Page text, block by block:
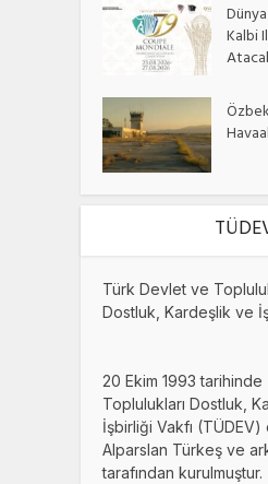
Kalbi
Türk Devlet ve
Dostluk, Kardeşlik ve
20 Ekim 1993
Toplulukları Dostluk,
İşbirliği Vakfı (TÜDEV)
Alparslan Türkeş ve
tarafından kurulmuştur.